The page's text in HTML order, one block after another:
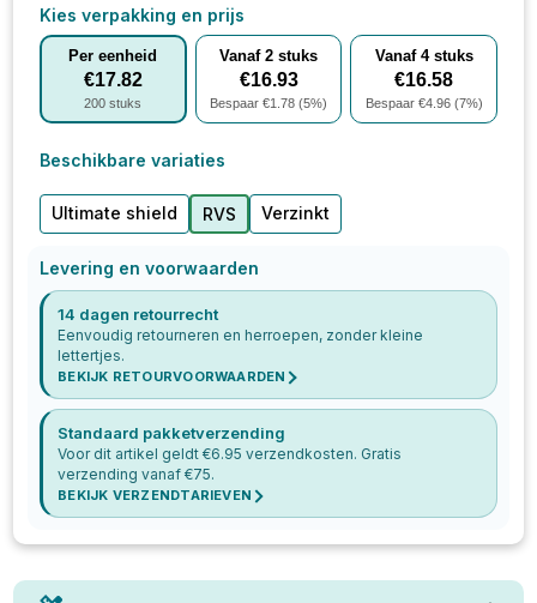
Kies verpakking en prijs
Per eenheid
€17.82
200 stuks
Vanaf 2 stuks
€16.93
Bespaar €1.78 (5%)
Vanaf 4stuks
€16.58
Bespaar €4.96(7%)
Beschikbare variaties
Ultimate shield RVS Verzinkt
Levering en voorwaarden
14 dagen retourrecht
Eenvoudig retourneren en herroepen, zonder kleine
lettertjes.
BEKIJK RETOURVOORWAARDEN
Standaard pakketverzending
Voor dit artikel geldt €6.95 verzendkosten. Gratis
verzending vanaf €75.
BEKIJK VERZENDTARIEVEN